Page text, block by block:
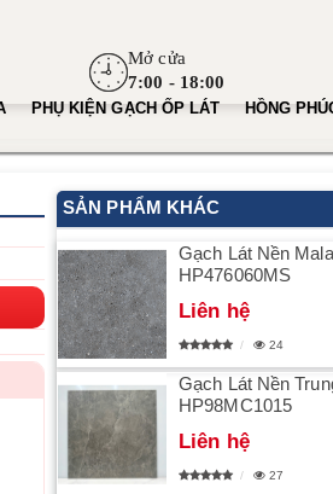
Mở cửa
7:00 - 18:00
PHỤ KIỆN GẠCH ỐP LÁT HỒNG
SẢN PHẨM KHÁC
Gạch Lát Nền
HP476060MS
Liên hệ
24
Gạch Lát Nền
HP98MC1015
Liên hệ
27